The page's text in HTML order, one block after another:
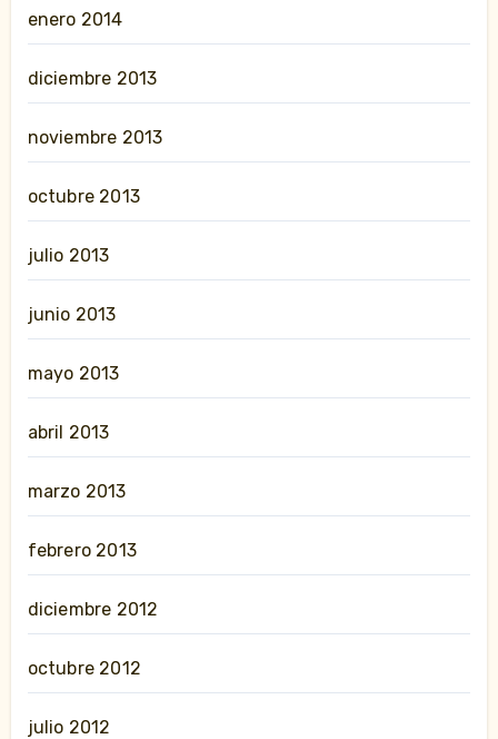
enero 2014
diciembre 2013
noviembre 2013
octubre 2013
julio 2013
junio 2013
mayo 2013
abril 2013
marzo 2013
febrero 2013
diciembre 2012
octubre 2012
julio 2012